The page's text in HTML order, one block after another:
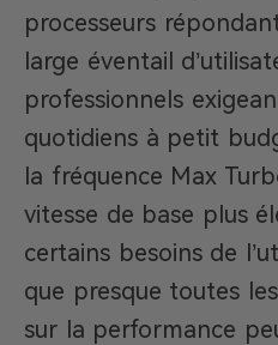
processeurs
large éventail
professionnels
quotidiens à petit
la fréquence Max
vitesse de base plus
certains besoins de
que presque toutes
sur la performance